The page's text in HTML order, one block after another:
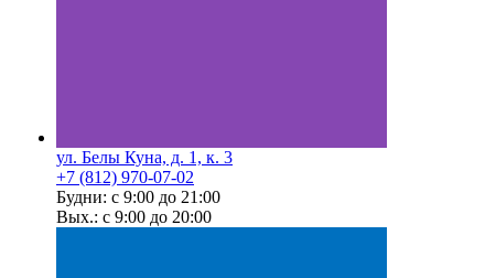
ул. Белы Куна, д. 1, к. 3
+7 (812) 970-07-02
Будни: с 9:00 до 21:00
Вых.: с 9:00 до 20:00